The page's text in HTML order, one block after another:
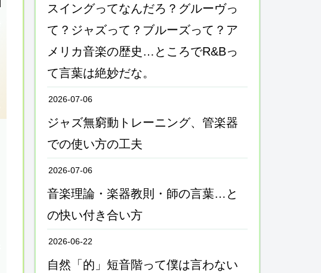
スイングってなんだろ？グルーヴっ
て？ジャズって？ブルーズって？ア
メリカ音楽の歴史…ところでR&Bっ
て言葉は絶妙だな。
2026-07-06
ジャズ無窮動トレーニング、管楽器
での使い方の工夫
2026-07-06
音楽理論・楽器教則・師の言葉…と
の快い付き合い方
2026-06-22
自然「的」短音階って僕は言わない